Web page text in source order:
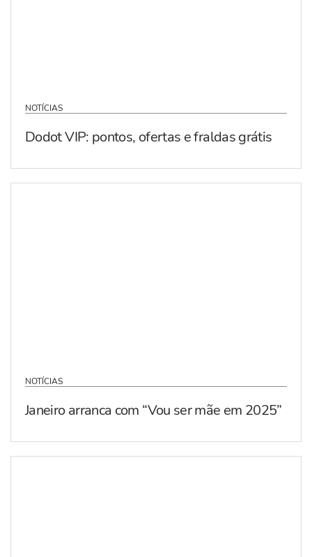
NOTÍCIAS
Dodot VIP: pontos, ofertas e fraldas grátis
NOTÍCIAS
Janeiro arranca com “Vou ser mãe em 2025”